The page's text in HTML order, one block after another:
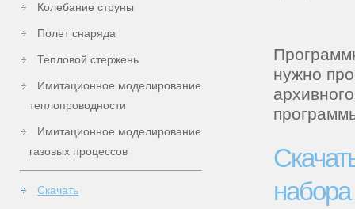
нужно
Колебание струны
Полет снаряда
Тепловой стержень
Имитационное моделирование
теплопроводности
Имитационное моделирование
газовых процессов
Скачать